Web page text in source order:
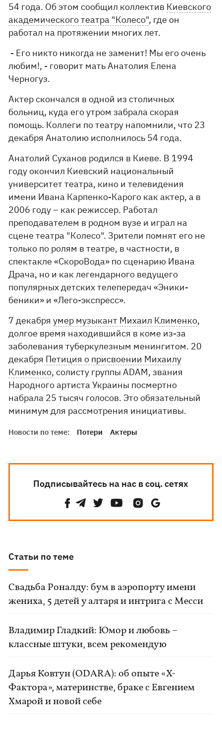
54 года. Об этом сообщил коллектив Киевского
академического театра "Колесо", где он
работал на протяжении многих лет.
- Его никто никогда не заменит! Мы его очень
любим!, - говорит мать Анатолия Елена
Черногуз.
Актер скончался в одной из столичных
больниц, куда его утром забрала скорая
помощь. Коллеги по театру напомнили, что 23
декабря Анатолию исполнилось 54 года.
Анатолий Суханов родился в Киеве. В 1994
году окончил Киевский национальный
университет театра, кино и телевидения
имени Ивана Карпенко-Карого как актер, а в
2006 году – как режиссер. Работал
преподавателем в родном вузе и играл на
сцене театра "Колесо". Зрители помнят его не
только по ролям в театре, в частности, в
спектакле «СкороВода» по сценарию Ивана
Драча, но и как легендарного ведущего
популярных детских телепередач «Эники-
беники» и «Лего-экспресс».
7 декабряумер музыкант Михаил Клименко,
долгое время находившийся в коме из-за
заболевания туберкулезным менингитом. 20
декабря Петиция о присвоении Михаилу
Клименко, солисту группы ADAM, звания
Народного артиста Украины посмертно
набрала 25 тысяч голосов. Это обязательный
минимум для рассмотрения инициативы.
Новости по теме: Потери Актеры
Подписывайтесь на нас в соц. сетях
Статьи по теме
Свадьба Роналду: бум в аэропорту имени
жениха, 5 детей у алтаря и интрига с Месси
Владимир Гладкий: Юмор и любовь –
классные штуки, всем рекомендую
Дарья Ковтун (ODARA): об опыте «Х-
Фактора», материнстве, браке с Евгением
Хмарой и новой себе